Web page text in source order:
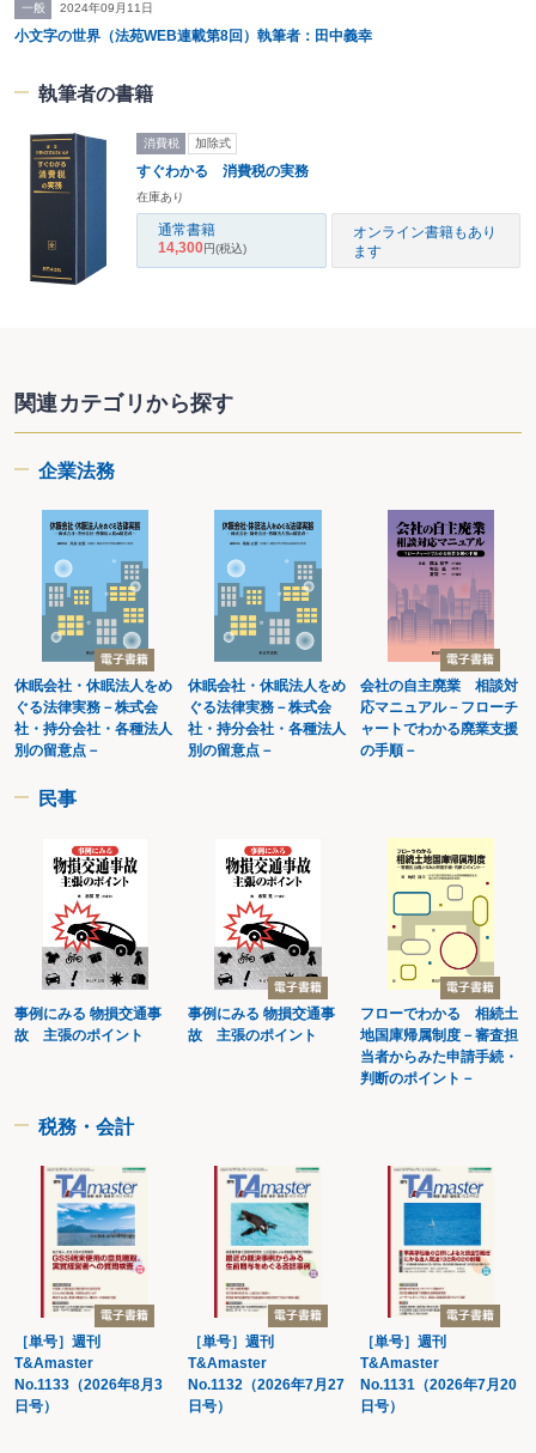
一般 2024年09月11日
小文字の世界（法苑WEB連載第8回）執筆者：田中義幸
執筆者の書籍
消費税 加除式
すぐわかる 消費税の実務
在庫あり
通常書籍
14,300円(税込)
オンライン書籍もあり
ます
関連カテゴリから探す
企業法務
休眠会社・休眠法人をめ
ぐる法律実務－株式会
社・持分会社・各種法人
別の留意点－
休眠会社・休眠法人をめ
ぐる法律実務－株式会
社・持分会社・各種法人
別の留意点－
会社の自主廃業 相談対
応マニュアル－フローチ
ャートでわかる廃業支援
の手順－
民事
事例にみる 物損交通事
故 主張のポイント
事例にみる 物損交通事
故 主張のポイント
フローでわかる 相続土
地国庫帰属制度－審査担
当者からみた申請手続・
判断のポイント－
税務・会計
［単号］週刊
T&Amaster
No.1133（2026年8月3
日号）
［単号］週刊
T&Amaster
No.1132（2026年7月27
日号）
［単号］週刊
T&Amaster
No.1131（2026年7月20
日号）